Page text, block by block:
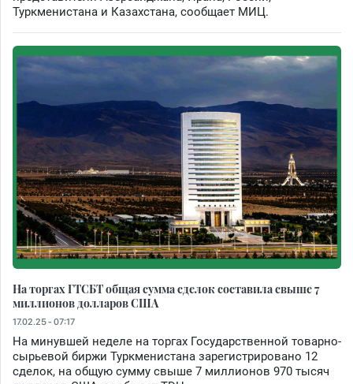
Туркменистана и Казахстана, сообщает МИЦ.
На торгах ГТСБТ общая сумма сделок составила свыше 7
миллионов долларов США
17.02.25 - 07:17
На минувшей неделе на торгах Государственной товарно-
сырьевой биржи Туркменистана зарегистрировано 12
сделок, на общую сумму свыше 7 миллионов 970 тысяч